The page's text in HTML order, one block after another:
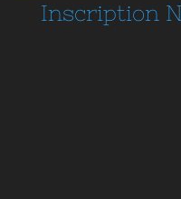
Inscription